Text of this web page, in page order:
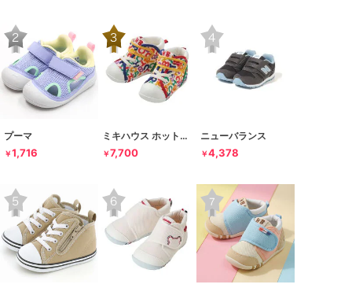
プーマ
￥1,716
ミキハウス ホットビスケッツ
￥7,700
ニューバランス
￥4,378